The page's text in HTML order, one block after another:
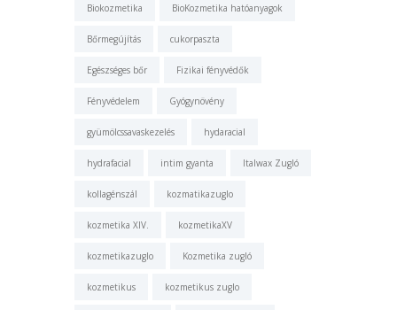
Biokozmetika BioKozmetika hatóanyagok
Bőrmegújítás cukorpaszta
Egészséges bőr Fizikai fényvédők
Fényvédelem Gyógynövény
gyümölcssavaskezelés hydaracial
hydrafacial intim gyanta Italwax Zugló
kollagénszál kozmatikazuglo
kozmetika XIV. kozmetikaXV
kozmetikazuglo Kozmetika zugló
kozmetikus kozmetikus zuglo